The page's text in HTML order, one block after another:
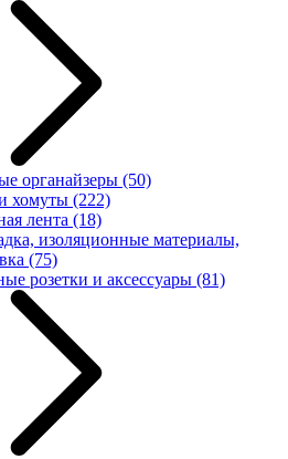
органайзеры (50)
хомуты (222)
лента (18)
изоляционные материалы,
(75)
розетки и аксессуары (81)